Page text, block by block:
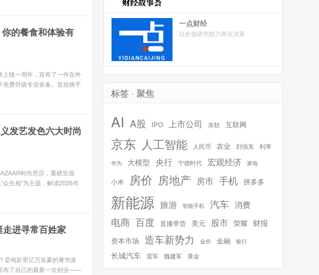
的餐食和体验有
上线一周年，宣布了一件在外
费升级专业装备。首批骑手
发艺发色六大时尚
时尚芭莎，重磅呈现
生相”为主题，解读2026年
进寻常百姓家
是电影里亿万富豪的奢华派
布了自己的最新一次创业——
一点财经
以价值研究助力商业决策
标签 · 聚焦
AI A股 IPO 上市公司 东软 互联网
京东 人工智能 人民币 农业 刘强东 利率
华为 大模型 央行 宁德时代 宏观经济 家电
小米 房价 房地产 房市 手机 拼多多
新能源 旅游 智能手机 汽车 消费
电商 百度 直播带货 美元 股市 荣耀 财报
资本市场 造车新势力 金价 金融 银行
长城汽车 雷军 魏建军 黄金